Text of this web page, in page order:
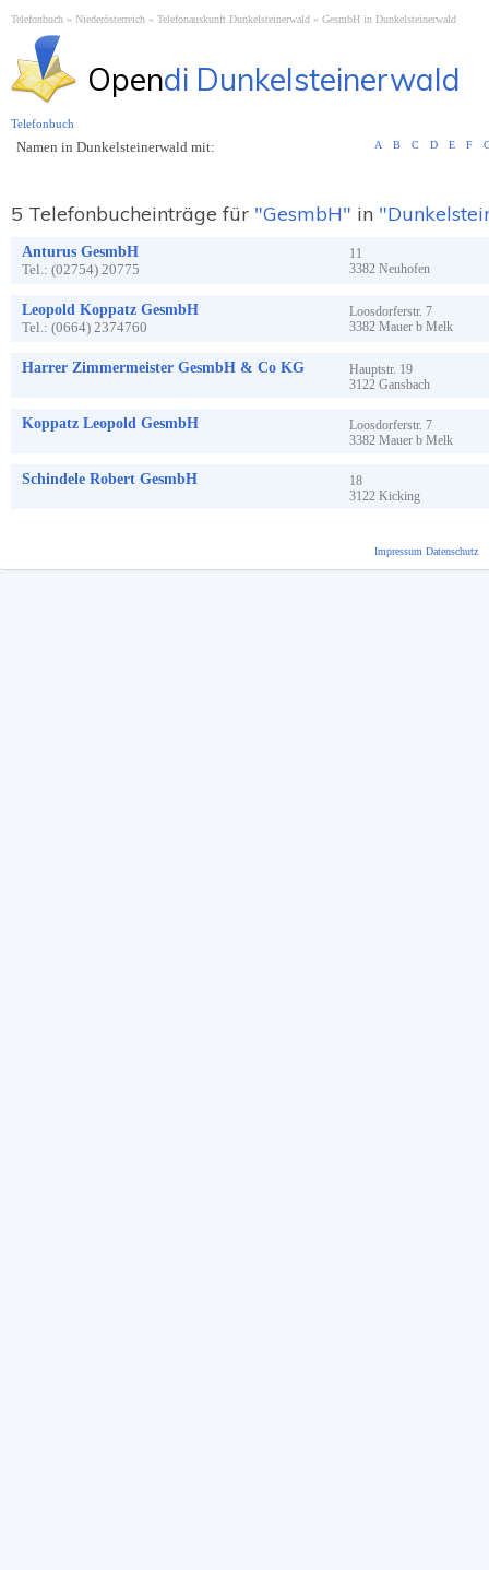
Telefonbuch Niederösterreich Telefonauskunft Dunkelsteinerwald GesmbH in Dunkelsteinerwald
Opendi Dunkelsteinerwald
Namen in Dunkelsteinerwald mit: A B C D E F
5 Telefonbucheinträge für "GesmbH" in
Anturus GesmbH
Tel.: (02754) 20775
11
3382 Neuhofen
Leopold Koppatz GesmbH
Tel.: (0664) 2374760
Loosdorferstr. 7
3382 Mauer b Melk
Harrer Zimmermeister GesmbH & Co KG Hauptstr. 19
3122 Gansbach
Koppatz Leopold GesmbH Loosdorferstr. 7
3382 Mauer b Melk
Schindele Robert GesmbH
18
3122 Kicking
Telefonbuch
Impressum Datenschutz